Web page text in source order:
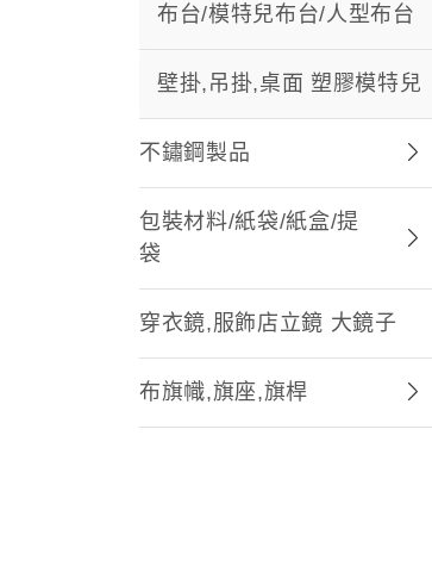
布台/模特兒布台/人型布台
壁掛,吊掛,桌面 塑膠模特兒
不鏽鋼製品
包裝材料/紙袋/紙盒/提
袋
穿衣鏡,服飾店立鏡 大鏡子
布旗幟,旗座,旗桿